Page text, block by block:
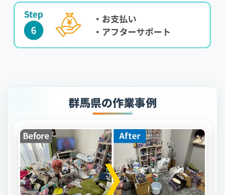
群馬県の作業事例